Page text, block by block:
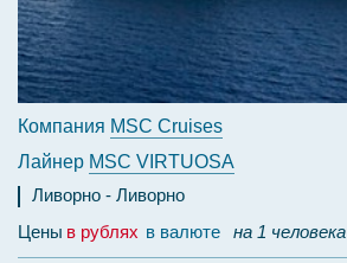
Компания MSC Cruises
Лайнер MSC VIRTUOSA
Ливорно
Ливорно
Цены в рублях в валюте на 1 человека